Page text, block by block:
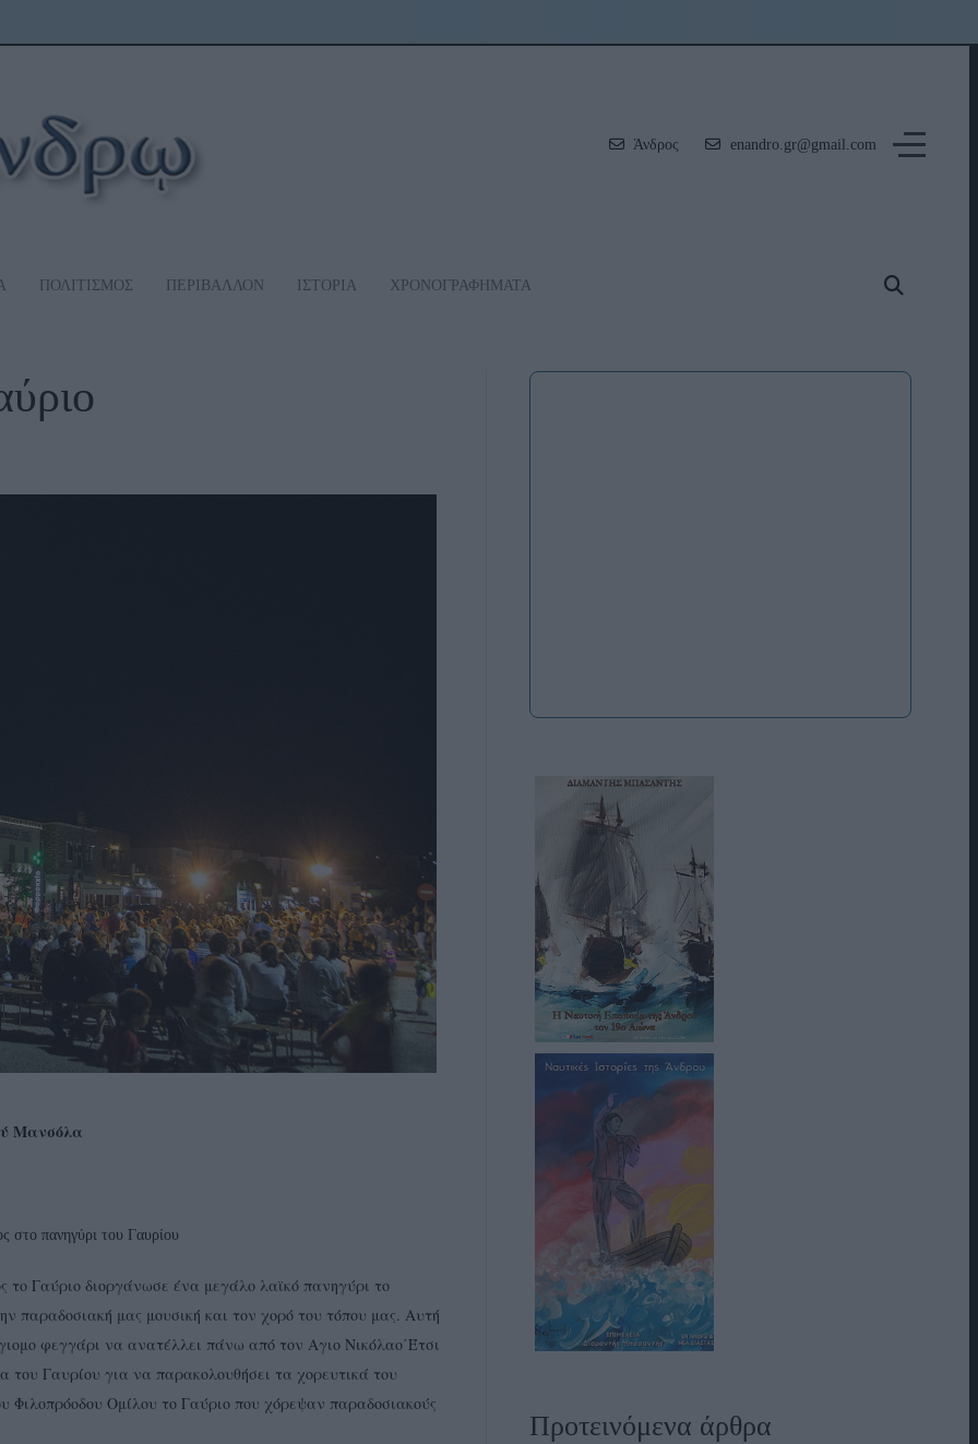
Άνδρος enandro.gr@gmail.com
ΠΟΛΙΤΙΣΜΟΣ ΠΕΡΙΒΑΛΛΟΝ ΙΣΤΟΡΙΑ ΧΡΟΝΟΓΡΑΦΗΜΑΤΑ
Μανσόλα
στο πανηγύρι του Γαυρίου
το Γαύριο διοργάνωσε ένα μεγάλο λαϊκό πανηγύρι το
παραδοσιακή μας μουσική και τον χορό του τόπου μας. Αυτή
φεγγάρι να ανατέλλει πάνω από τον Αγιο Νικόλαο΄Έτσι
του Γαυρίου για να παρακολουθήσει τα χορευτικά του
Ομίλου το Γαύριο που χόρεψαν παραδοσιακούς
Προτεινόμενα άρθρα